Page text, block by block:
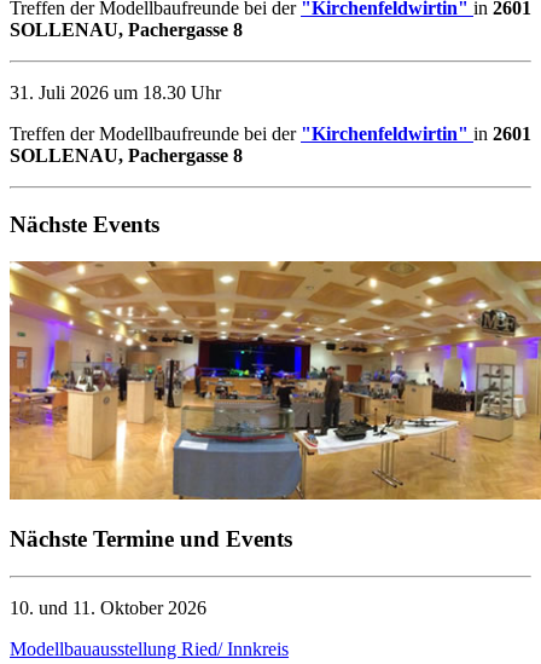
Treffen der Modellbaufreunde bei der "Kirchenfeldwirtin" in 2601
SOLLENAU, Pachergasse 8
31. Juli 2026 um 18.30 Uhr
Treffen der Modellbaufreunde bei der "Kirchenfeldwirtin" in 2601
SOLLENAU, Pachergasse 8
Nächste Events
Nächste Termine und Events
10. und 11. Oktober 2026
Modellbauausstellung Ried/ Innkreis